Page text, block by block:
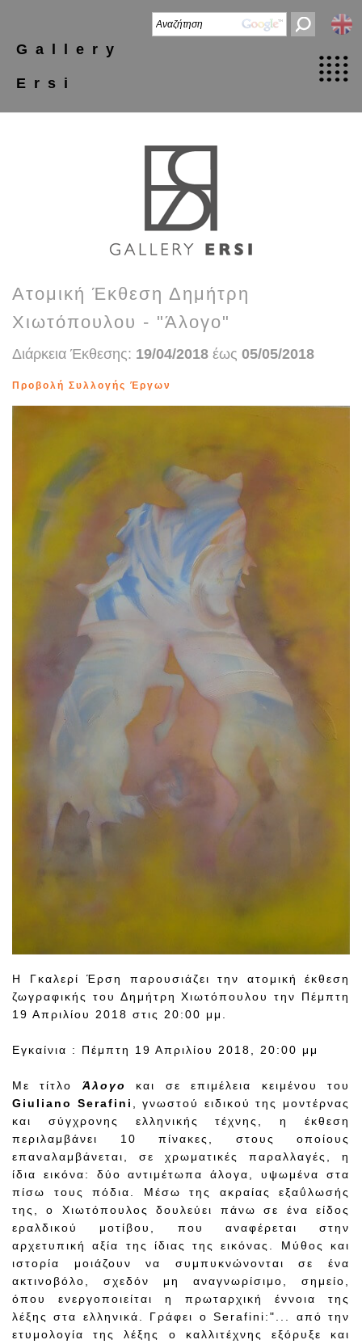
Gallery
Ersi
Ατομική Έκθεση Δημήτρη
Χιωτόπουλου - "Άλογο"
Διάρκεια Έκθεσης: 19/04/2018 έως 05/05/2018
Προβολή Συλλογής Έργων
Η Γκαλερί Έρση παρουσιάζει την ατομική έκθεση
ζωγραφικής του Δημήτρη Χιωτόπουλου την Πέμπτη
19 Απριλίου 2018 στις 20:00 μμ.
Εγκαίνια : Πέμπτη 19 Απριλίου 2018, 20:00 μμ
Με τίτλο Άλογο
και σε επιμέλεια κειμένου του
Giuliano Serafini
, γνωστoύ ειδικού της μοντέρνας
και σύγχρονης ελληνικής τέχνης, η έκθεση
περιλαμβάνει 10 πίνακες, στους οποίους
επαναλαμβάνεται, σε χρωματικές παραλλαγές, η
ίδια εικόνα: δύο αντιμέτωπα άλογα, υψωμένα στα
πίσω τους πόδια. Μέσω της ακραίας εξαΰλωσής
της, ο Χιωτόπουλος δουλεύει πάνω σε ένα είδος
εραλδικού μοτίβου, που αναφέρεται στην
αρχετυπική αξία της ίδιας της εικόνας. Μύθος και
ιστορία μοιάζουν να συμπυκνώνονται σε ένα
ακτινοβόλο, σχεδόν μη αναγνωρίσιμο, σημείο,
όπου ενεργοποιείται η πρωταρχική έννοια της
λέξης στα ελληνικά. Γράφει ο Serafini:"... από την
ετυμολογία της λέξης ο καλλιτέχνης εξόρυξε και